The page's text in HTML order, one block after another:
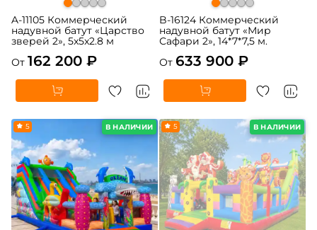
A-11105 Коммерческий
надувной батут «Царство
зверей 2», 5x5x2.8 м
От 162 200 ₽
B-16124 Коммерческий
надувной батут «Мир
Сафари 2», 14*7*7,5 м.
От 633 900 ₽
В НАЛИЧИИ
5 В НАЛИЧИИ
5